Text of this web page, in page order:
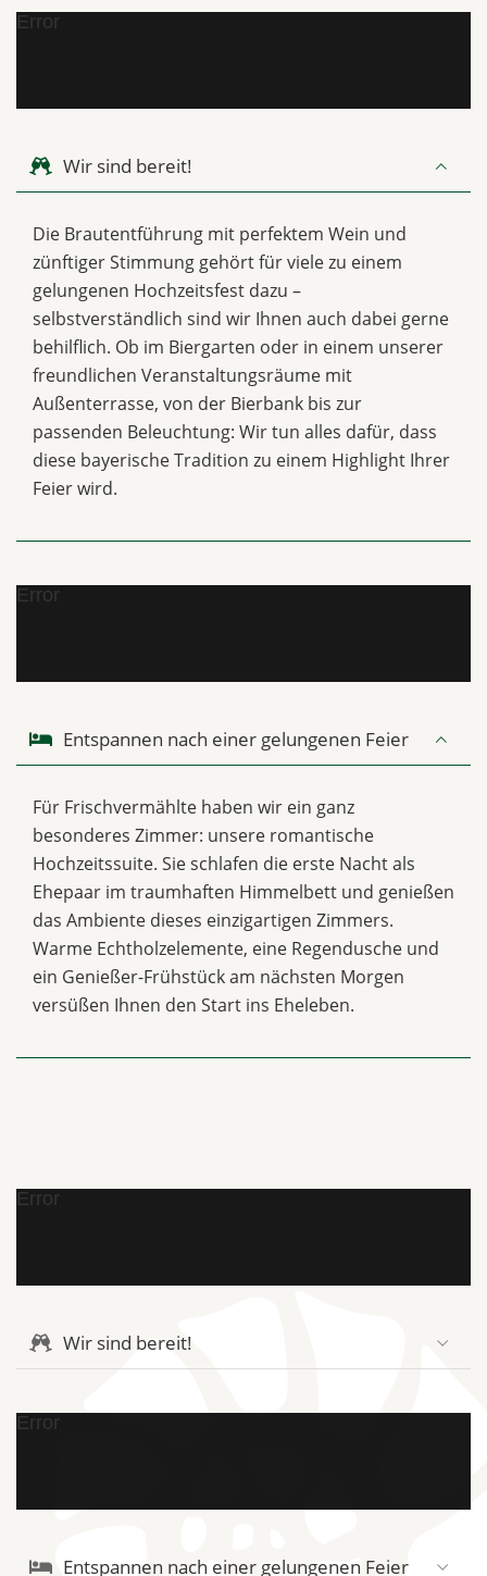
Error
Wir sind bereit!
Die Brautentführung mit perfektem Wein und
zünftiger Stimmung gehört für viele zu einem
gelungenen Hochzeitsfest dazu –
selbstverständlich sind wir Ihnen auch dabei gerne
behilflich. Ob im Biergarten oder in einem unserer
freundlichen Veranstaltungsräume mit
Außenterrasse, von der Bierbank bis zur
passenden Beleuchtung: Wir tun alles dafür, dass
diese bayerische Tradition zu einem Highlight Ihrer
Feier wird.
Error
Entspannen nach einer gelungenen Feier
Für Frischvermählte haben wir ein ganz
besonderes Zimmer: unsere romantische
Hochzeitssuite. Sie schlafen die erste Nacht als
Ehepaar im traumhaften Himmelbett und genießen
das Ambiente dieses einzigartigen Zimmers.
Warme Echtholzelemente, eine Regendusche und
ein Genießer-Frühstück am nächsten Morgen
versüßen Ihnen den Start ins Eheleben.
Error
Wir sind bereit!
Error
Entspannen nach einer gelungenen Feier